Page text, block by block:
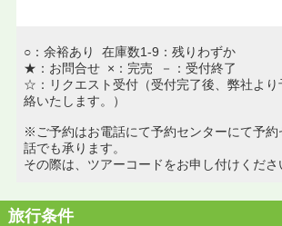
○：余裕あり 在庫数1-9：残りわずか
★：お問合せ ×：完売 －：受付終了
☆：リクエスト受付（受付完了後、弊社より
絡いたします。）
※ご予約はお電話にて予約センターにて予約
話でも承ります。
その際は、ツアーコードをお申し付けくださ
旅行条件